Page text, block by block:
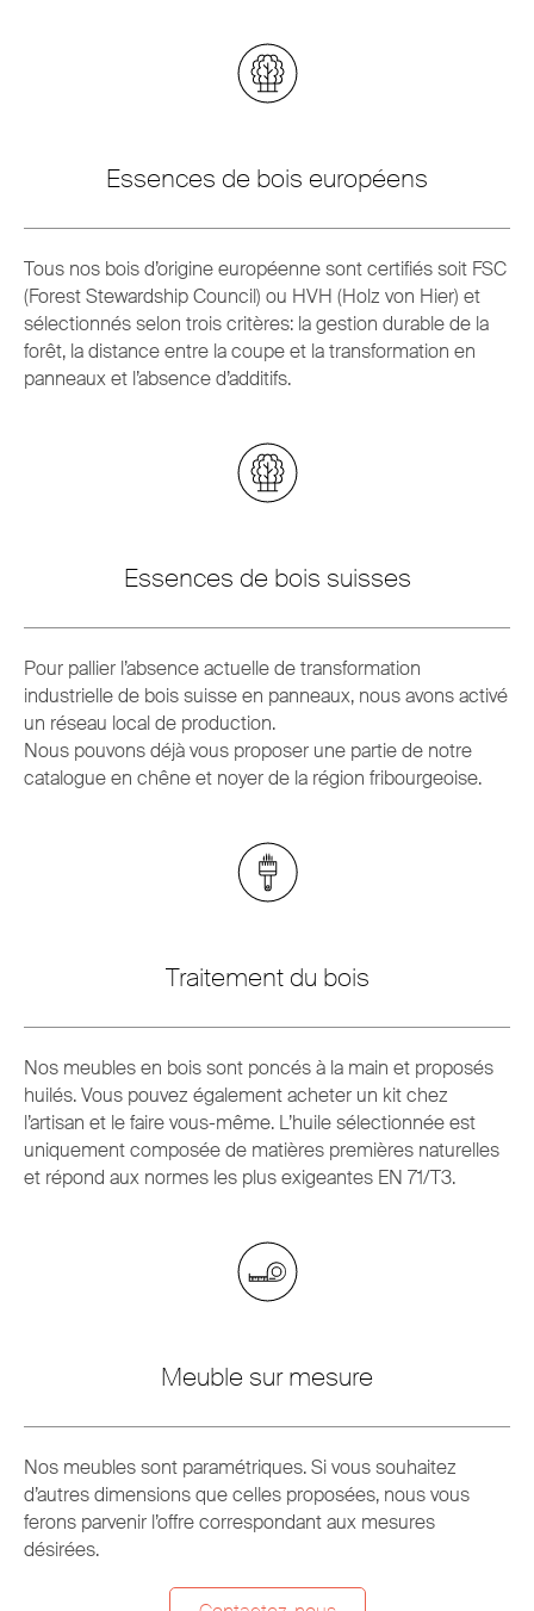
Essences de bois européens
Tous nos bois d’origine européenne sont certifiés soit FSC
(Forest Stewardship Council) ou HVH (Holz von Hier) et
sélectionnés selon trois critères: la gestion durable de la
forêt, la distance entre la coupe et la transformation en
panneaux et l’absence d’additifs.
Essences de bois suisses
Pour pallier l’absence actuelle de transformation
industrielle de bois suisse en panneaux, nous avons activé
un réseau local de production.
Nous pouvons déjà vous proposer une partie de notre
catalogue en chêne et noyer de la région fribourgeoise.
Traitement du bois
Nos meubles en bois sont poncés à la main et proposés
huilés. Vous pouvez également acheter un kit chez
l’artisan et le faire vous-même. L’huile sélectionnée est
uniquement composée de matières premières naturelles
et répond aux normes les plus exigeantes EN 71/T3.
Meuble sur mesure
Nos meubles sont paramétriques. Si vous souhaitez
d’autres dimensions que celles proposées, nous vous
ferons parvenir l’offre correspondant aux mesures
désirées.